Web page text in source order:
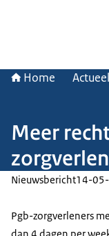
Home Actueel
Meer
Nieuwsbericht14-
Pgb-zorgverleners